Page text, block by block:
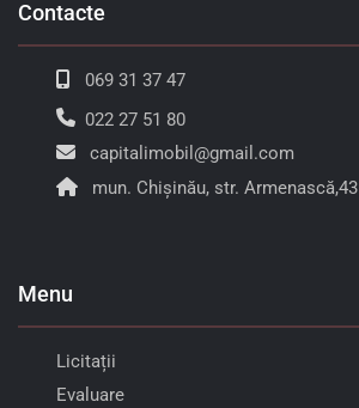
Contacte
069 31 37 47
022 27 51 80
capitalimobil@gmail.com
mun. Chișinău, str. Armenască,43
Menu
Licitații
Evaluare